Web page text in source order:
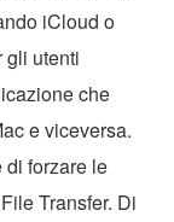
iCloud o
gli utenti
che
e viceversa.
di forzare le
Transfer. Di